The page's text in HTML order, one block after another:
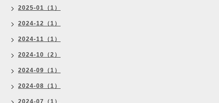
2025-01（1）
2024-12（1）
2024-11（1）
2024-10（2）
2024-09（1）
2024-08（1）
2024-07（1）